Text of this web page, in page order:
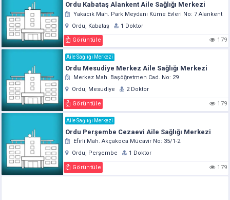
Ordu Kabataş Alankent Aile Sağlığı Merkezi
Yakacık Mah. Park Meydanı Küme Evleri No: 7 Alankent
Ordu, Kabataş
1 Doktor
Görüntüle 179
Aile Sağlığı Merkezi
Ordu Mesudiye Merkez Aile Sağlığı Merkezi
Merkez Mah. Başöğretmen Cad. No: 29
Ordu, Mesudiye
2 Doktor
Görüntüle 179
Aile Sağlığı Merkezi
Ordu Perşembe Cezaevi Aile Sağlığı Merkezi
Efirli Mah. Akçakoca Mücavir No: 35/1-2
Ordu, Perşembe
1 Doktor
Görüntüle 179